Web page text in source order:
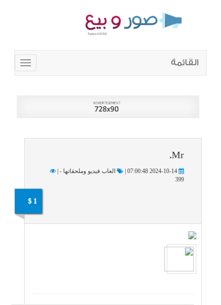
Toggle
navigation
القائمة
العاب فيديو وملحقاتها - |